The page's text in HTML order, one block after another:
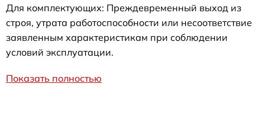
Для комплектующих: Преждевременный выход из
строя, утрата работоспособности или несоответствие
заявленным характеристикам при соблюдении
условий эксплуатации.
Показать полностью